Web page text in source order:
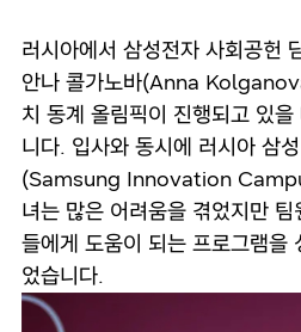
러시아에서 삼성전자 사회공헌
안나 콜가노바(Anna
치 동계 올림픽이 진행되고 있
니다. 입사와 동시에 러시아 삼
(Samsung Innovation
녀는 많은 어려움을 겪었지만
들에게 도움이 되는 프로그램을
었습니다.